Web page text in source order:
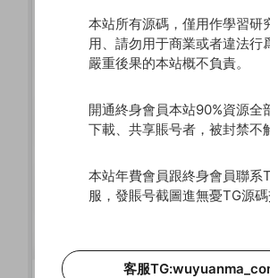
本站所有源碼，僅用作學習研
用、請勿用于商業或者違法行
嚴重後果的本站概不負責。
開通終身會員本站90%資源全
下載、共享賬号者，被封禁不
本站年費會員跟終身會員聯系
服，發賬号截圖進無憂TG源
客服